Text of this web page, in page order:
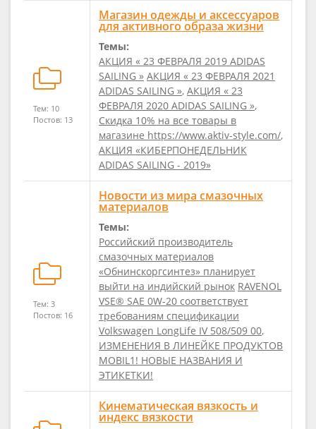
Тем: 10
Постов: 13
Магазин одежды и аксессуаров
для активного образа жизни
Темы:
АКЦИЯ « 23 ФЕВРАЛЯ 2019 ADIDAS
SAILING » АКЦИЯ « 23 ФЕВРАЛЯ 2021
ADIDAS SAILING », АКЦИЯ « 23
ФЕВРАЛЯ 2020 ADIDAS SAILING »,
Скидка 10% на все товары в
магазине https://www.aktiv-style.com/,
АКЦИЯ «КИБЕРПОНЕДЕЛЬНИК
ADIDAS SAILING - 2019»
Тем: 3
Постов: 16
Новости из мира смазочных
материалов
Темы:
Российский производитель
смазочных материалов
«Обнинскоргсинтез» планирует
выйти на индийский рынок RAVENOL
VSE® SAE 0W-20 соответствует
требованиям спецификации
Volkswagen LongLife IV 508/509 00,
ИЗМЕНЕНИЯ В ЛИНЕЙКЕ ПРОДУКТОВ
MOBIL1! НОВЫЕ НАЗВАНИЯ И
ЭТИКЕТКИ!
Кинематическая вязкость и
индекс вязкости